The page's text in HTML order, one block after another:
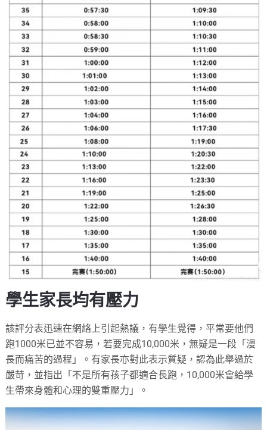
學生家長均有壓力
該評分表迅速在網絡上引起熱議，有學生覺得，平常要他們
跑1000米已並不容易，若要完成10,000米，無疑是一段「漫
長而痛苦的過程」。有家長亦對此表示質疑，認為此舉過於
嚴苛，並指出「不是所有孩子都適合長跑，10,000米會給學
生帶來身體和心理的雙重壓力」。